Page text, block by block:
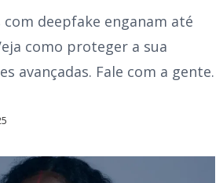
deepfake enganam até
como proteger a sua
avançadas. Fale com a gente.